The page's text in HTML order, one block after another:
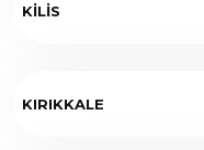
KİLİS
KIRIKKALE